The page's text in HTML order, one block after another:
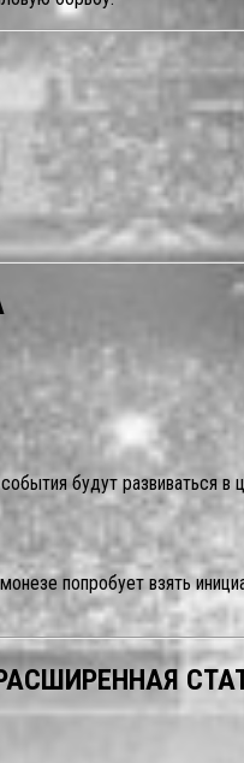
будут развиваться
попробует взять